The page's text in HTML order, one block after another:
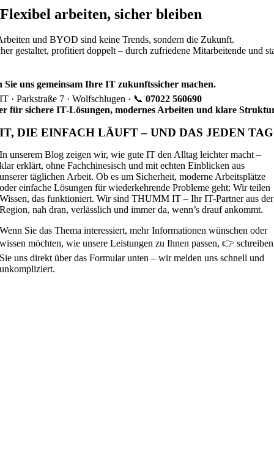
arbeiten, sicher bleiben
und BYOD sind keine Trends, sondern die Zukunft.
gestaltet, profitiert doppelt – durch zufriedene Mitarbeitende und
Sie uns gemeinsam Ihre IT zukunftssicher machen.
· Parkstraße 7 · Wolfschlugen · 📞 07022 560690
für sichere IT-Lösungen, modernes Arbeiten und klare
IT, DIE EINFACH LÄUFT – UND DAS JEDEN TAG
In unserem Blog zeigen wir, wie gute IT den Alltag leichter macht –
klar erklärt, ohne Fachchinesisch und mit echten Einblicken aus
unserer täglichen Arbeit. Ob es um Sicherheit, moderne Arbeitsplätze
oder einfache Lösungen für wiederkehrende Probleme geht: Wir teilen
Wissen, das funktioniert. Wir sind THUMM IT – Ihr IT-Partner aus der
Region, nah dran, verlässlich und immer da, wenn’s drauf ankommt.
Wenn Sie das Thema interessiert, mehr Informationen wünschen oder
wissen möchten, wie unsere Leistungen zu Ihnen passen, 👉 schreiben
Sie uns direkt über das Formular unten – wir melden uns schnell und
unkompliziert.